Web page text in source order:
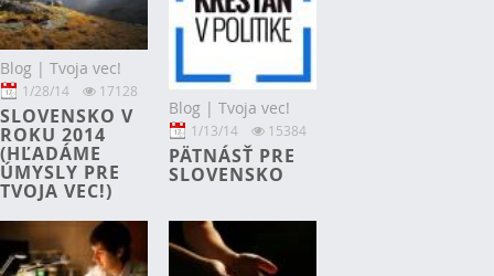
Blog | Tvoja vec!
1/28/14 17128
SLOVENSKO V
ROKU 2014
(HĽADÁME
ÚMYSLY PRE
TVOJA VEC!)
Blog | Tvoja vec!
1/13/14 15384
PÄTNÁSŤ PRE
SLOVENSKO